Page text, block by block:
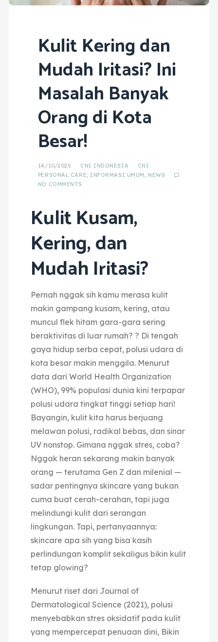
Kulit Kering dan
Mudah Iritasi? Ini
Masalah Banyak
Orang di Kota
Besar!
14/10/2025 CNI INDONESIA
CNI
PERSONAL CARE, INFORMASI UMUM, NEWS
NO COMMENTS
Kulit Kusam,
Kering, dan
Mudah Iritasi?
Pernah nggak sih kamu merasa kulit
makin gampang kusam, kering, atau
muncul flek hitam gara-gara sering
beraktivitas di luar rumah? ? Di tengah
gaya hidup serba cepat, polusi udara di
kota besar makin menggila. Menurut
data dari World Health Organization
(WHO), 99% populasi dunia kini terpapar
polusi udara tingkat tinggi setiap hari!
Bayangin, kulit kita harus berjuang
melawan polusi, radikal bebas, dan sinar
UV nonstop. Gimana nggak stres, coba?
Nggak heran sekarang makin banyak
orang — terutama Gen Z dan milenial —
sadar pentingnya skincare yang bukan
cuma buat cerah-cerahan, tapi juga
melindungi kulit dari serangan
lingkungan. Tapi, pertanyaannya:
skincare apa sih yang bisa kasih
perlindungan komplit sekaligus bikin kulit
tetap glowing?
Menurut riset dari Journal of
Dermatological Science (2021), polusi
menyebabkan stres oksidatif pada kulit
yang mempercepat penuaan dini, Bikin